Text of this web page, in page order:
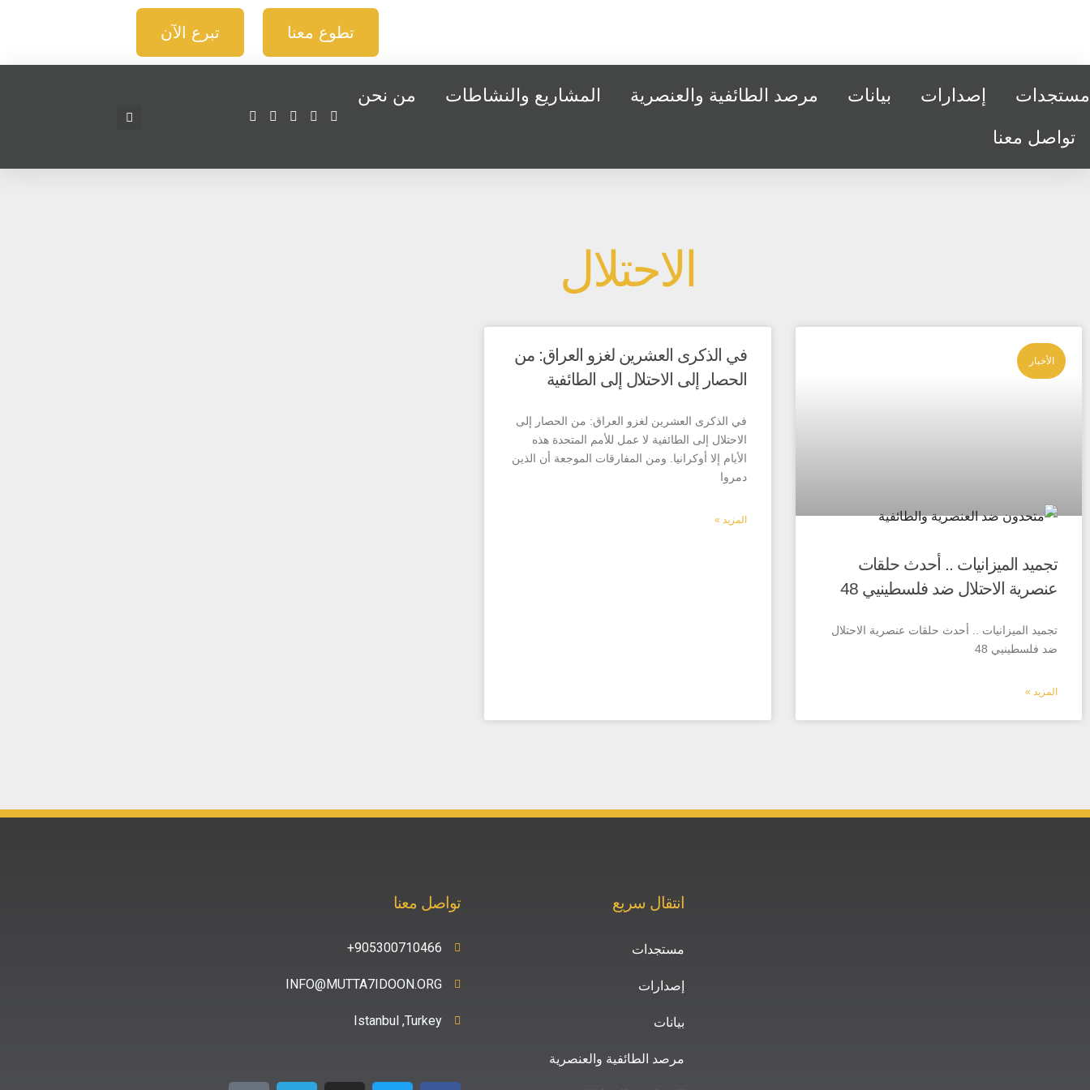
تطوع معنا تبرع الآن
مستجدات إصدارات بيانات مرصد الطائفية والعنصرية المشاريع والنشاطات من نحن
تواصل معنا
الاحتلال
الأخبار
تجميد الميزانيات .. أحدث حلقات
عنصرية الاحتلال ضد فلسطينيي 48
تجميد الميزانيات .. أحدث حلقات عنصرية الاحتلال
ضد فلسطينيي 48
المزيد »
في الذكرى العشرين لغزو العراق: من
الحصار إلى الاحتلال إلى الطائفية
في الذكرى العشرين لغزو العراق: من الحصار إلى
الاحتلال إلى الطائفية لا عمل للأمم المتحدة هذه
الأيام إلا أوكرانيا. ومن المفارقات الموجعة أن الذين
دمروا
المزيد »
انتقال سريع
مستجدات
إصدارات
بيانات
مرصد الطائفية والعنصرية
تواصل معنا
905300710466+
INFO@MUTTA7IDOON.ORG
Istanbul ,Turkey